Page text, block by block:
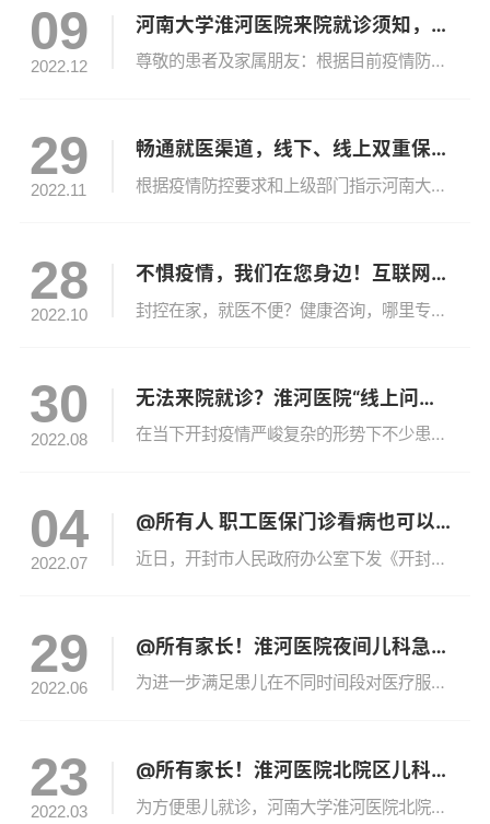
09
2022.12
河南大学淮河医院来院就诊须知，请查收！
尊敬的患者及家属朋友：根据目前疫情防控的要求和上级部门指示，切实保障患者及家属的身体健康和生命安全，结合我院实际，进一步优化就诊流程，请您来院就诊前务必仔细阅读我院就诊须知并遵守，并做好相应准备，以便顺利就诊。来院须知所有来院人员应全程规范佩戴口罩、与他人保持一米以上安全距离，主动配合工作人员出示健康码、测温。1.来院就诊患者及陪护人员凭健康码绿码即可进入门诊就诊。2.健康码异常、高风险区、核...
29
2022.11
畅通就医渠道，线下、线上双重保障——
根据疫情防控要求和上级部门指示河南大学淮河医院坚持“人民至上、生命至上”进一步优化就诊流程畅通就医渠道提供线下、线上医疗服务双重保障让特殊病患能够及时就诊满足老百姓日常就医需求01 来院须知 1.在医院入口处，请主动出示健康码、行程码和48小时核酸检测证明，扫场所码，并配合做好体温测量；无48小时内核酸阴性证明的来院人员，可在医院对外采集窗口采集核酸标本后，持“核酸已采样”凭条进入医...
28
2022.10
不惧疫情，我们在您身边！互联网医院线上问诊使用流程——
封控在家，就医不便？健康咨询，哪里专业？购药送药，怎么便捷？不用担心，我们在您身边！河南大学淮河医院互联网医院当前新冠肺炎疫情防控严峻复杂，为满足广大人民群众就医需求，让百姓足不出户享受到医院的优质服务，河南大学淮河医院通过互联网医院全周期服务为疫情防控助力，构建“诊前、诊中、诊后”线上线下一体化医疗服务模式，全力保障百姓就医安全、便捷。互联网医院服务模式1.在线问诊：支持多种问诊方式包括图文...
30
2022.08
无法来院就诊？淮河医院“线上问诊”帮助您！
在当下开封疫情严峻复杂的形势下不少患者因封控、管控等原因无法来院就诊河南大学淮河医院克服种种困难尽己所能的想为有就诊需求的市民提供一些帮助互联网医院“线上问诊”就是其中的一种方法互联网医院患者就诊须知一、像微信聊天一样简单方便的“线上问诊”，怎样才能找到“入口”呢？答：有两种途径：1.在微信“小程序”搜索“线上淮医”↑直接扫码更方便↑进入“线上淮医”小程序后，点击“在线问诊”，选择科室和医生后...
04
2022.07
@所有人 职工医保门诊看病也可以报销啦！
近日，开封市人民政府办公室下发《开封市人民政府办公室关于印发开封市职工基本医疗保险门诊共济保障机制实施办法的通知》，自7月1日起，我市启动实施职工医保门诊共济保障制度，将门诊费用纳入职工医保统筹基金支付范围，提高参保人员门诊待遇，减轻参保人门诊医疗费用负担。门诊统筹将执行全省统一的基本医疗保险药品目录、诊疗项目目录、医用耗材目录范围。河南大学淮河医院积极响应政策，提前做了大量的准备工作，调试系...
29
2022.06
@所有家长！淮河医院夜间儿科急诊复诊了！
为进一步满足患儿在不同时间段对医疗服务的需求，切实将为民办实事落到实处，解决群众反映强烈的痛点堵点难点问题。淮河医院夜间儿科急诊复诊了！??夜间急诊时间：18:00-次日8:00??夜间急诊地点：北院5号楼1楼急诊科儿科诊室注：夜间急诊暂不提供输液服务南北院儿科专家坐诊表??儿科门诊时间：周一至周日 8:00-12:00 14:00-18:00??儿科门诊位置：门诊楼4楼430诊室（南院区）门...
23
2022.03
@所有家长！淮河医院北院区儿科专家门诊复诊了！
为方便患儿就诊，河南大学淮河医院北院区儿科专家门诊将于2022年3月24日（周四）全面复诊，专家坐诊安排如下，请您安排好就诊时间：患儿家长请注意1.所有人员进入医院时，请正确、全程佩戴口罩，做好个人防护。排队时，请与他人保持1米以上间距；2.门诊就诊时，请家长主动出示行程码、健康码双绿码，主动配合工作人员测量体温、登记信息，尽量减少家属陪同；3.就诊卡办理位置：门诊一楼收费窗口挂号位置：门诊一...